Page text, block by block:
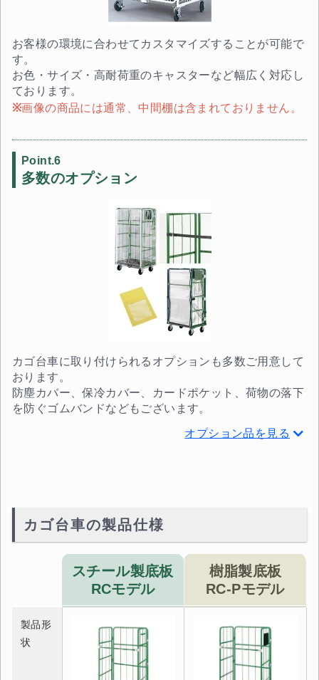
お客様の環境に合わせてカスタマイズすることが可能で
す。
お色・サイズ・高耐荷重のキャスターなど幅広く対応し
ております。
画像の商品には通常、中間棚は含まれておりません。
Point.6
多数のオプション
カゴ台車に取り付けられるオプションも多数ご用意して
おります。
防塵カバー、保冷カバー、カードポケット、荷物の落下
を防ぐゴムバンドなどもございます。
オプション品を見る
カゴ台車の製品仕様
スチール製底板
RCモデル
樹脂製底板
RC-Pモデル
製品形
状